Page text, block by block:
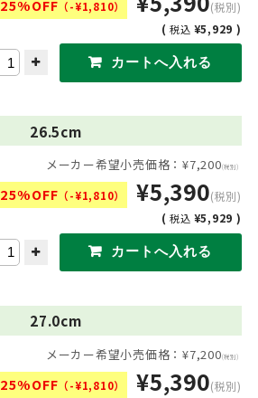
25%OFF （-¥1,810） (税別)
(税込 ¥5,929 )
26.5cm
メーカー希望小売価格：¥7,200(税別)
25%OFF （-¥1,810） ¥5,390(税別)
(税込 ¥5,929 )
27.0cm
メーカー希望小売価格：¥7,200(税別)
25%OFF （-¥1,810） ¥5,390(税別)